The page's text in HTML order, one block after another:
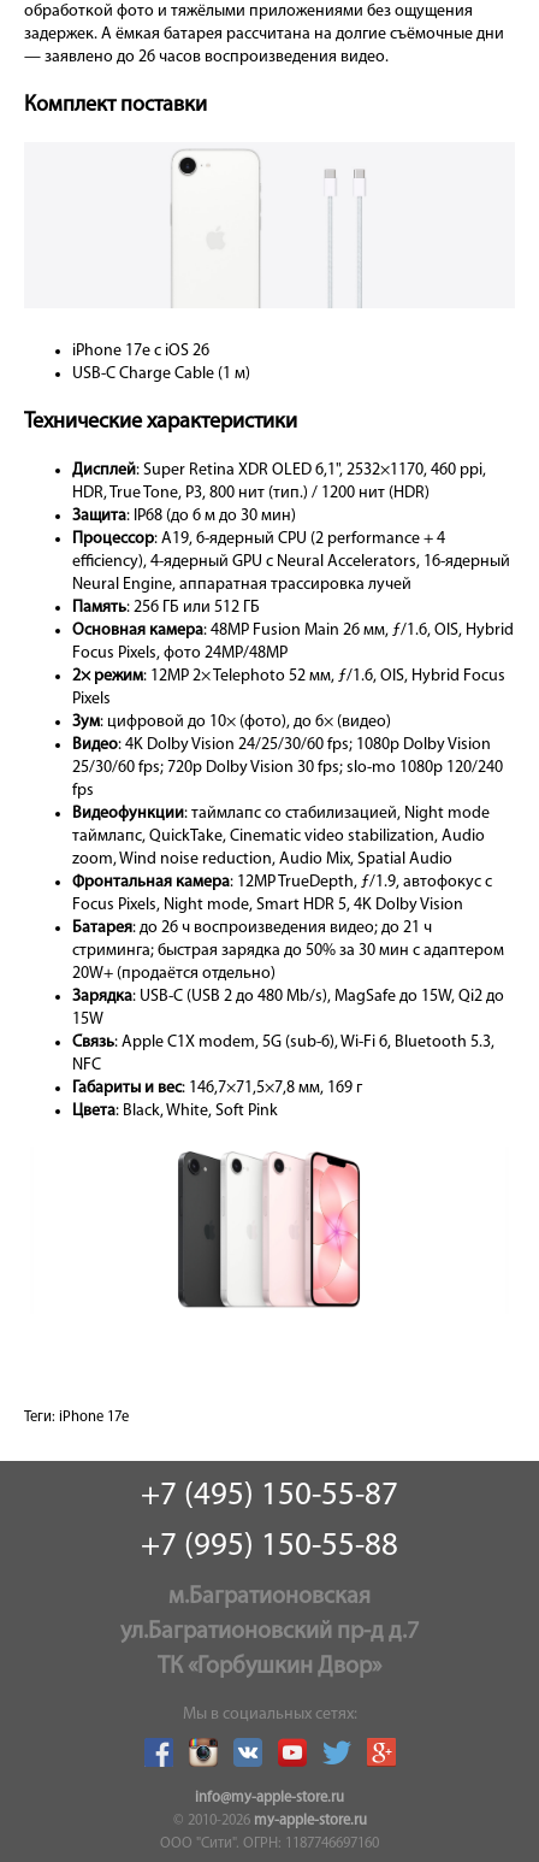
обработкой фото и тяжёлыми приложениями без ощущения
задержек. А ёмкая батарея рассчитана на долгие съёмочные дни
— заявлено до 26 часов воспроизведения видео.
Комплект поставки
iPhone 17e с iOS 26
USB-C Charge Cable (1 м)
Технические характеристики
Дисплей: Super Retina XDR OLED 6,1", 2532×1170, 460 ppi,
HDR, True Tone, P3, 800 нит (тип.) / 1200 нит (HDR)
Защита: IP68 (до 6 м до 30 мин)
Процессор: A19, 6-ядерный CPU (2 performance + 4
efficiency), 4-ядерный GPU с Neural Accelerators, 16-ядерный
Neural Engine, аппаратная трассировка лучей
Память: 256 ГБ или 512 ГБ
Основная камера: 48MP Fusion Main 26 мм, ƒ/1.6, OIS, Hybrid
Focus Pixels, фото 24MP/48MP
2× режим: 12MP 2× Telephoto 52 мм, ƒ/1.6, OIS, Hybrid Focus
Pixels
Зум: цифровой до 10× (фото), до 6× (видео)
Видео: 4K Dolby Vision 24/25/30/60 fps; 1080p Dolby Vision
25/30/60 fps; 720p Dolby Vision 30 fps; slo-mo 1080p 120/240
fps
Видеофункции: таймлапс со стабилизацией, Night mode
таймлапс, QuickTake, Cinematic video stabilization, Audio
zoom, Wind noise reduction, Audio Mix, Spatial Audio
Фронтальная камера: 12MP TrueDepth, ƒ/1.9, автофокус с
Focus Pixels, Night mode, Smart HDR 5, 4K Dolby Vision
Батарея: до 26 ч воспроизведения видео; до 21 ч
стриминга; быстрая зарядка до 50% за 30 мин с адаптером
20W+ (продаётся отдельно)
Зарядка: USB-C (USB 2 до 480 Mb/s), MagSafe до 15W, Qi2 до
15W
Связь: Apple C1X modem, 5G (sub-6), Wi-Fi 6, Bluetooth 5.3,
NFC
Габариты и вес: 146,7×71,5×7,8 мм, 169 г
Цвета: Black, White, Soft Pink
Теги: iPhone 17e
+7 (495) 150-55-87
+7 (995) 150-55-88
м.Багратионовская
ул.Багратионовский пр-д д.7
ТК «Горбушкин Двор»
Мы в социальных сетях:
info@my-apple-store.ru
© 2010-2026 my-apple-store.ru
ООО "Сити". ОГРН: 1187746697160